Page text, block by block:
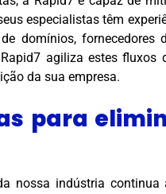
especialistas têm
domínios,
agiliza estes
da sua empresa.
para
nossa indústria